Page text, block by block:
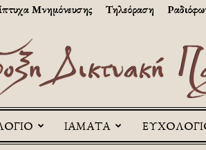
Μνημόνευσης Τηλεόραση
Askitikon
ΙΑΜΑΤΑ